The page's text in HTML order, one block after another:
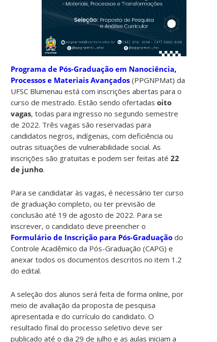
Programa de Pós-Graduação em Nanociência,
Processos e Materiais Avançados (PPGNPMat) da
UFSC Blumenau está com inscrições abertas para o
curso de mestrado. Estão sendo ofertadasoito
vagas, todas para ingresso no segundo semestre
de 2022. Três vagas são reservadas para
candidatos negros, indígenas, com deficiência ou
outras situações de vulnerabilidade social. As
inscrições são gratuitas e podem ser feitas até22
de junho.
Para se candidatar às vagas, é necessário ter curso
de graduação completo, ou ter previsão de
conclusão até 19 de agosto de 2022. Para se
inscrever, o candidato deve preencher o
Formulário de Inscrição para Pós-Graduação do
Controle Acadêmico da Pós-Graduação (CAPG) e
anexar todos os documentos descritos no item 1.2
do edital.
A seleção dos alunos será feita de forma online, por
meio de avaliação da proposta de pesquisa
apresentada e do currículo do candidato. O
resultado final do processo seletivo deve ser
publicado até o dia 29 de julho e as aulas iniciam a